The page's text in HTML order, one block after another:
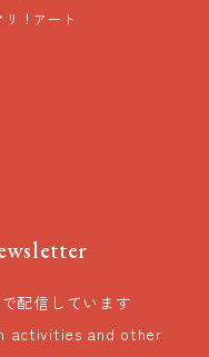
リ！アート
配信しています
activities and other